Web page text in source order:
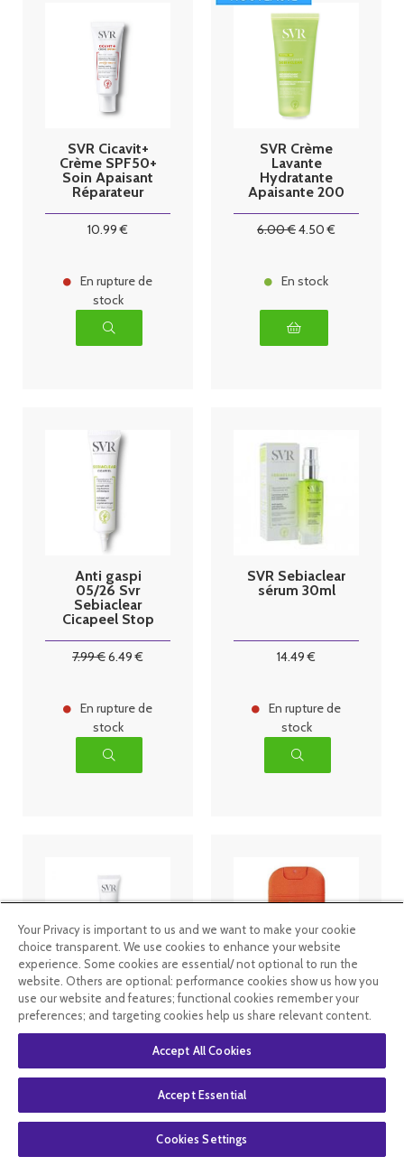
SVR Cicavit+
Crème SPF50+
Soin Apaisant
Réparateur
10.99 €
En rupture de
stock
SVR Crème
Lavante
Hydratante
Apaisante 200
6.00€4.50 €
En stock
Anti gaspi
05/26 Svr
Sebiaclear
Cicapeel Stop
7.99€6.49 €
En rupture de
stock
SVR Sebiaclear
sérum 30ml
14.49 €
En rupture de
stock
Sebiaclear
Active Gel
correcteur
intensif - 40ml
stock
SVR - Sun
Secure Spray
Pocket
Your Privacy is important to us and we want to make your cookie
choice transparent. We use cookies to enhance your website
experience. Some cookies are essential/ not optional to run the
website. Others are optional: performance cookies show us how you
use our website and features; functional cookies remember your
preferences; and targeting cookies help us share relevant content.
Accept All Cookies
Accept Essential
Cookies Settings